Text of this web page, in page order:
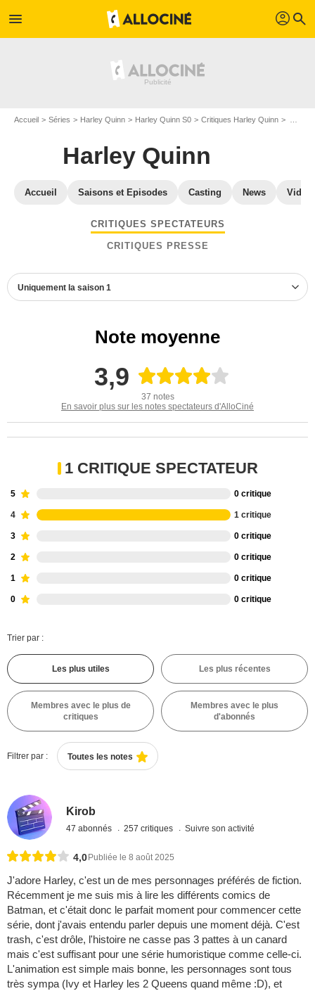
menu profil search
Accueil Séries Harley Quinn Harley Quinn S0 Critiques Harley Quinn
Harley Quinn
Accueil Saisons et Episodes Casting News
CRITIQUES SPECTATEURS
CRITIQUES PRESSE
Uniquement la saison 1
Note moyenne
3,9
37 notes
En savoir plus sur les notes spectateurs d'AlloCiné
1 CRITIQUE SPECTATEUR
5 0 critique
4 1 critique
3 0 critique
2 0 critique
1 0 critique
0 0 critique
Trier par :
Les plus utiles Les plus récentes
Membres avec le plus de
critiques
Membres avec le plus
d'abonnés
Filtrer par : Toutes les notes
Kirob
47 abonnés 257 critiques Suivre son activité
4,0 Publiée le 8 août 2025
J'adore Harley, c'est un de mes personnages préférés de fiction.
Récemment je me suis mis à lire les différents comics de
Batman, et c'était donc le parfait moment pour commencer cette
série, dont j'avais entendu parler depuis une moment déjà. C'est
trash, c'est drôle, l'histoire ne casse pas 3 pattes à un canard
mais c'est suffisant pour une série humoristique comme celle-ci.
L'animation est simple mais bonne, les personnages sont tous
très sympa (Ivy et Harley les 2 Queens quand même :D), et